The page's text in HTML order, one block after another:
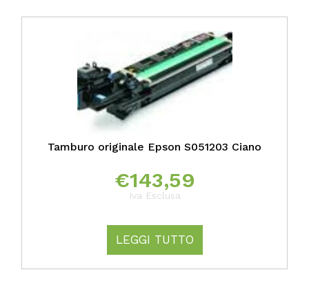
Tamburo originale Epson S051203 Ciano
€143,59
Iva Esclusa
LEGGI TUTTO